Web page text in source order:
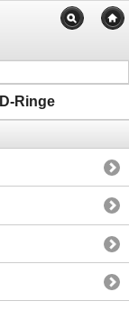
Ringe